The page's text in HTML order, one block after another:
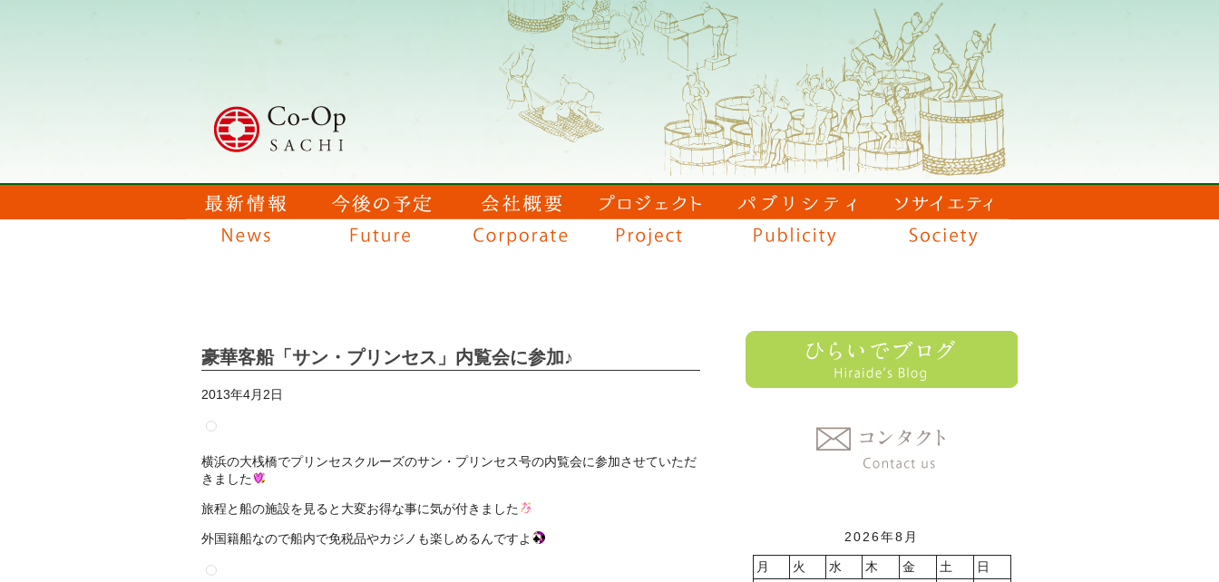
豪華客船「サン・プリンセス」内覧会に参加♪
2013年4月2日
横浜の大桟橋でプリンセスクルーズのサン・プリンセス号の内覧会に参加させていただ
きました
旅程と船の施設を見ると大変お得な事に気が付きました
外国籍船なので船内で免税品やカジノも楽しめるんですよ 2026年8月
月 火 水 木 金 土
日